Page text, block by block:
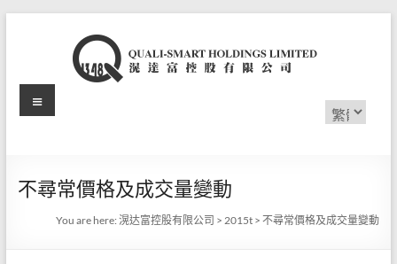
滉
富
Choose
a
Menu
不尋常價格及成交量變動
You are here:滉达富控股有限公司 >2015t >不尋常價格及成交量變動